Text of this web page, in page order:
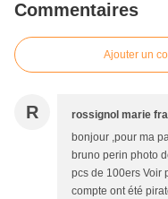
Commentaires
Ajouter un
R rossignol marie
bonjour ,pour ma
bruno perin photo
pcs de 100ers Voir
compte ont été